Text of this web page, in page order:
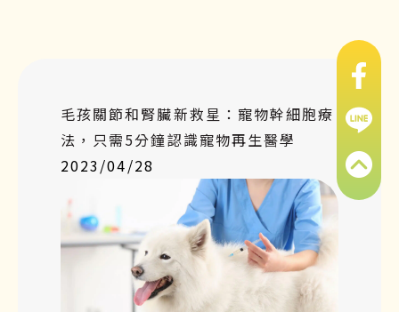
毛孩關節和腎臟新救星：寵物幹細胞療
法，只需5分鐘認識寵物再生醫學
2023/04/28